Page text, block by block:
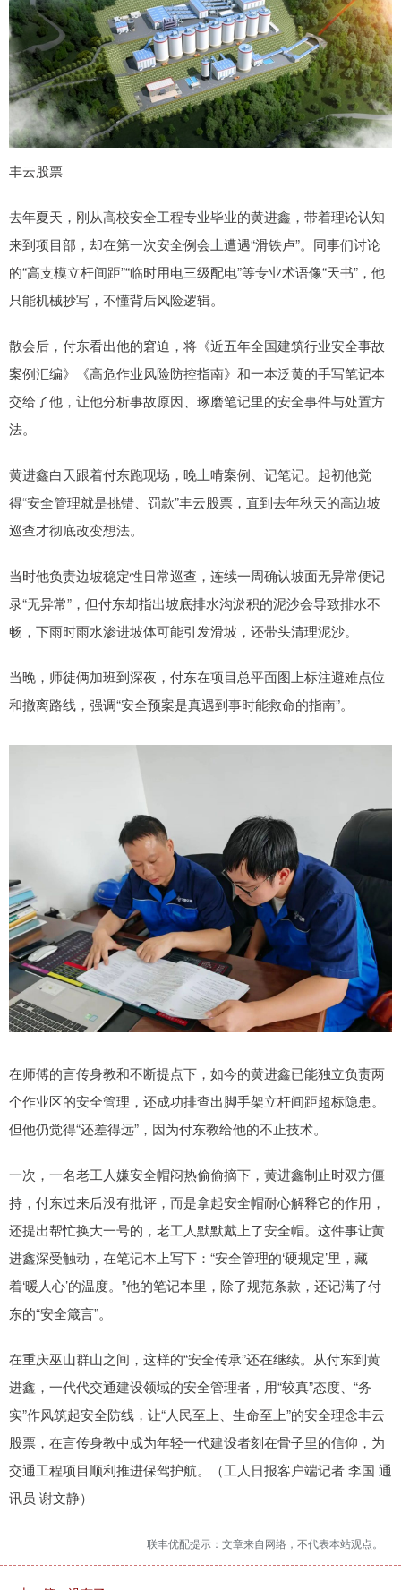
丰云股票
去年夏天，刚从高校安全工程专业毕业的黄进鑫，带着理论认知
来到项目部，却在第一次安全例会上遭遇“滑铁卢”。同事们讨论
的“高支模立杆间距”“临时用电三级配电”等专业术语像“天书”，他
只能机械抄写，不懂背后风险逻辑。
散会后，付东看出他的窘迫，将《近五年全国建筑行业安全事故
案例汇编》《高危作业风险防控指南》和一本泛黄的手写笔记本
交给了他，让他分析事故原因、琢磨笔记里的安全事件与处置方
法。
黄进鑫白天跟着付东跑现场，晚上啃案例、记笔记。起初他觉
得“安全管理就是挑错、罚款”丰云股票，直到去年秋天的高边坡
巡查才彻底改变想法。
当时他负责边坡稳定性日常巡查，连续一周确认坡面无异常便记
录“无异常”，但付东却指出坡底排水沟淤积的泥沙会导致排水不
畅，下雨时雨水渗进坡体可能引发滑坡，还带头清理泥沙。
当晚，师徒俩加班到深夜，付东在项目总平面图上标注避难点位
和撤离路线，强调“安全预案是真遇到事时能救命的指南”。
在师傅的言传身教和不断提点下，如今的黄进鑫已能独立负责两
个作业区的安全管理，还成功排查出脚手架立杆间距超标隐患。
但他仍觉得“还差得远”，因为付东教给他的不止技术。
一次，一名老工人嫌安全帽闷热偷偷摘下，黄进鑫制止时双方僵
持，付东过来后没有批评，而是拿起安全帽耐心解释它的作用，
还提出帮忙换大一号的，老工人默默戴上了安全帽。这件事让黄
进鑫深受触动，在笔记本上写下：“安全管理的‘硬规定’里，藏
着‘暖人心’的温度。”他的笔记本里，除了规范条款，还记满了付
东的“安全箴言”。
在重庆巫山群山之间，这样的“安全传承”还在继续。从付东到黄
进鑫，一代代交通建设领域的安全管理者，用“较真”态度、“务
实”作风筑起安全防线，让“人民至上、生命至上”的安全理念丰云
股票，在言传身教中成为年轻一代建设者刻在骨子里的信仰，为
交通工程项目顺利推进保驾护航。（工人日报客户端记者 李国 通
讯员 谢文静）
联丰优配提示：文章来自网络，不代表本站观点。